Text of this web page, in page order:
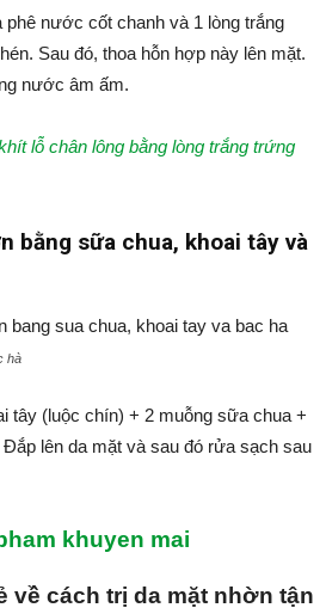
phê nước cốt chanh và 1 lòng trắng
Sau đó, thoa hỗn hợp này lên mặt.
nước âm ấm.
lỗ chân lông bằng lòng trắng trứng
bằng sữa chua, khoai tây và
hà
tây (luộc chín) + 2 muỗng sữa chua +
lên da mặt và sau đó rửa sạch sau
về cách trị da mặt nhờn tận